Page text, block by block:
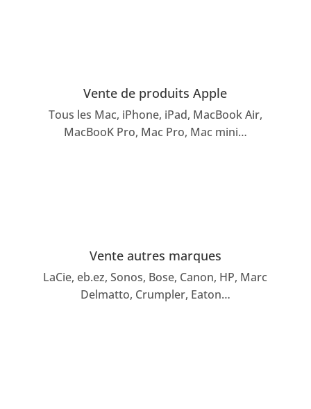
Vente de produits Apple
Tous les Mac, iPhone, iPad, MacBook Air,
MacBooK Pro, Mac Pro, Mac mini…
Vente autres marques
LaCie, eb.ez, Sonos, Bose, Canon, HP, Marc
Delmatto, Crumpler, Eaton…